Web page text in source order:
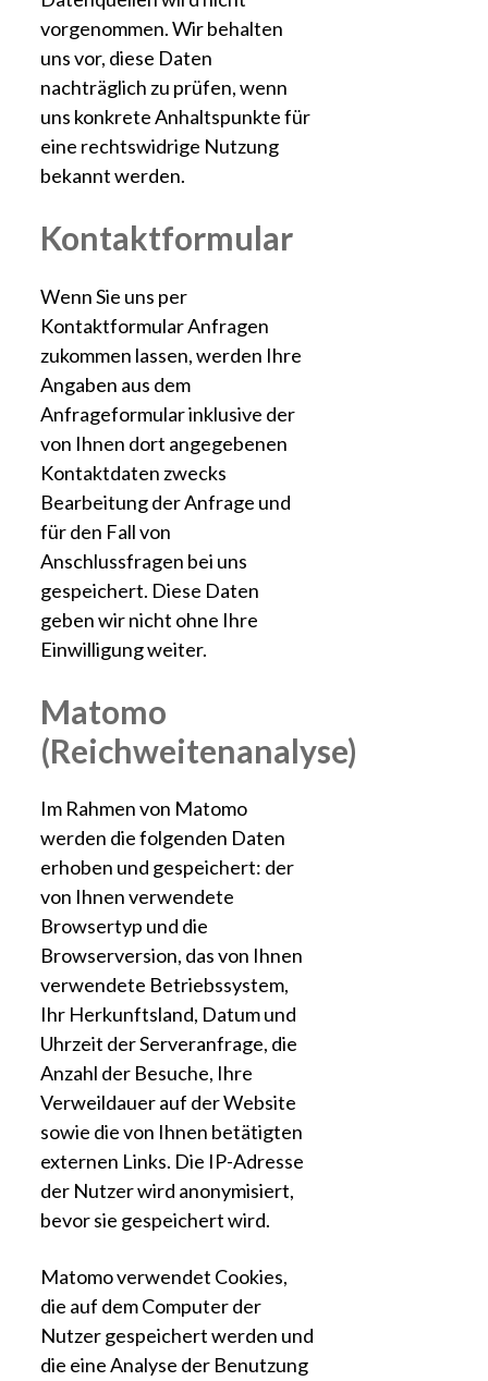
vorgenommen. Wir behalten
uns vor, diese Daten
nachträglich zu prüfen, wenn
uns konkrete Anhaltspunkte für
eine rechtswidrige Nutzung
bekannt werden.
Kontaktformular
Wenn Sie uns per
Kontaktformular Anfragen
zukommen lassen, werden Ihre
Angaben aus dem
Anfrageformular inklusive der
von Ihnen dort angegebenen
Kontaktdaten zwecks
Bearbeitung der Anfrage und
für den Fall von
Anschlussfragen bei uns
gespeichert. Diese Daten
geben wir nicht ohne Ihre
Einwilligung weiter.
Matomo
(Reichweitenanalyse)
Im Rahmen von Matomo
werden die folgenden Daten
erhoben und gespeichert: der
von Ihnen verwendete
Browsertyp und die
Browserversion, das von Ihnen
verwendete Betriebssystem,
Ihr Herkunftsland, Datum und
Uhrzeit der Serveranfrage, die
Anzahl der Besuche, Ihre
Verweildauer auf der Website
sowie die von Ihnen betätigten
externen Links. Die IP-Adresse
der Nutzer wird anonymisiert,
bevor sie gespeichert wird.
Matomo verwendet Cookies,
die auf dem Computer der
Nutzer gespeichert werden und
die eine Analyse der Benutzung